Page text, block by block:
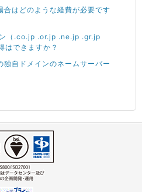
合はどのような経費が必要です
（.co.jp .or.jp .ne.jp .gr.jp
できますか？
独自ドメインのネームサーバー